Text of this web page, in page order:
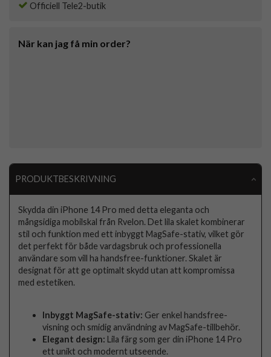
Officiell Tele2-butik
När kan jag få min order?
PRODUKTBESKRIVNING
Skydda din iPhone 14 Pro med detta eleganta och
mångsidiga mobilskal från Rvelon. Det lila skalet kombinerar
stil och funktion med ett inbyggt MagSafe-stativ, vilket gör
det perfekt för både vardagsbruk och professionella
användare som vill ha handsfree-funktioner. Skalet är
designat för att ge optimalt skydd utan att kompromissa
med estetiken.
Inbyggt MagSafe-stativ: Ger enkel handsfree-
visning och smidig användning av MagSafe-tillbehör.
Elegant design: Lila färg som ger din iPhone 14 Pro
ett unikt och modernt utseende.